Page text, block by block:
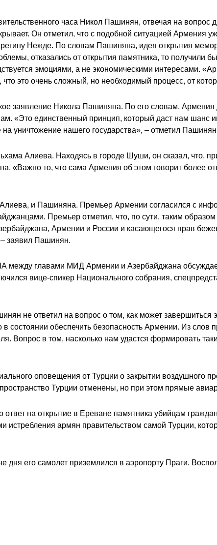
часа Никол Пашинян, отвечая на вопрос
Он отметил, что с подобной ситуацией Армения
Нежде. По словам Пашиняна, идея открытия
отказались от открытия памятника, то получили
эмоциями, а не экономическими интересами.
это очень сложный, но необходимый процесс, от
заявление Никола Пашиняна. По его словам, Армения
«Это единственный принцип, который даст нам шанс
уничтожение нашего государства», – отметил
Алиева. Находясь в городе Шуши, он сказал, что,
«Важно то, что сама Армения об этом говорит более
и Пашиняна. Премьер Армении согласился с
Премьер отметил, что, по сути, таким
Армении и России и касающегося прав
заявил Пашинян.
главами МИД Армении и Азербайджана
вице-спикер Национального собрания,
не ответил на вопрос о том, как может завершиться
состоянии обеспечить безопасность Армении. Из слов
Вопрос в том, насколько нам удастся формировать
оповещения от Турции о закрытии воздушного
Турции отменены, но при этом прямые
на открытие в Ереване памятника убийцам
армян правительством самой Турции,
его самолет приземлился в аэропорту Праги.